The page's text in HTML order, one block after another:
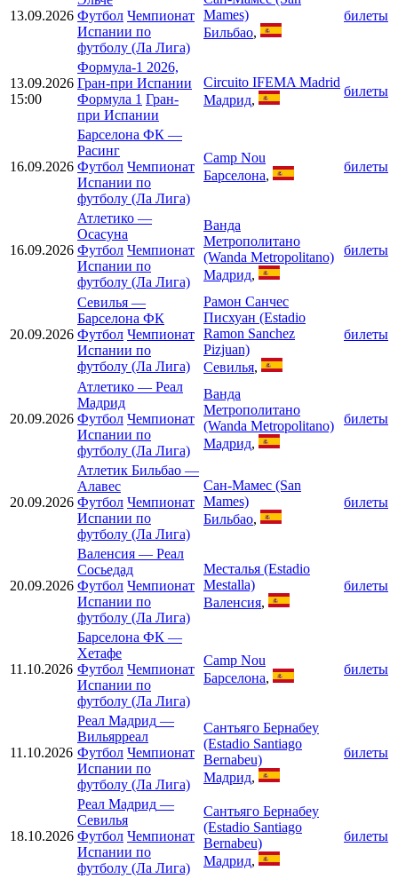
13.09.2026 Футбол Чемпионат
Испании по
футболу (Ла Лига)
Mames)
Бильбао,
билеты
13.09.2026
15:00
Формула-1 2026,
Гран-при Испании
Формула 1 Гран-
при Испании
Circuito IFEMA Madrid
Мадрид,
билеты
16.09.2026
Барселона ФК —
Расинг
Футбол Чемпионат
Испании по
футболу (Ла Лига)
Camp Nou
Барселона,
билеты
16.09.2026
Атлетико —
Осасуна
Футбол Чемпионат
Испании по
футболу (Ла Лига)
Ванда
Метрополитано
(Wanda Metropolitano)
Мадрид,
билеты
20.09.2026
Севилья —
Барселона ФК
Футбол Чемпионат
Испании по
футболу (Ла Лига)
Рамон Санчес
Писхуан (Estadio
Ramon Sanchez
Pizjuan)
Севилья,
билеты
20.09.2026
Атлетико — Реал
Мадрид
Футбол Чемпионат
Испании по
футболу (Ла Лига)
Ванда
Метрополитано
(Wanda Metropolitano)
Мадрид,
билеты
20.09.2026
Атлетик Бильбао —
Алавес
Футбол Чемпионат
Испании по
футболу (Ла Лига)
Сан-Мамес (San
Mames)
Бильбао,
билеты
20.09.2026
Валенсия — Реал
Сосьедад
Футбол Чемпионат
Испании по
футболу (Ла Лига)
Месталья (Estadio
Mestalla)
Валенсия,
билеты
11.10.2026
Барселона ФК —
Хетафе
Футбол Чемпионат
Испании по
футболу (Ла Лига)
Camp Nou
Барселона,
билеты
11.10.2026
Реал Мадрид —
Вильярреал
Футбол Чемпионат
Испании по
футболу (Ла Лига)
Сантьяго Бернабеу
(Estadio Santiago
Bernabeu)
Мадрид,
билеты
18.10.2026
Реал Мадрид —
Севилья
Футбол Чемпионат
Испании по
футболу (Ла Лига)
Сантьяго Бернабеу
(Estadio Santiago
Bernabeu)
Мадрид,
билеты